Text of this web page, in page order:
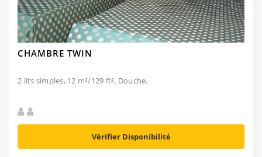
CHAMBRE TWIN
2 lits simples, 12 m²/129 ft², Douche.
Vérifier Disponibilité